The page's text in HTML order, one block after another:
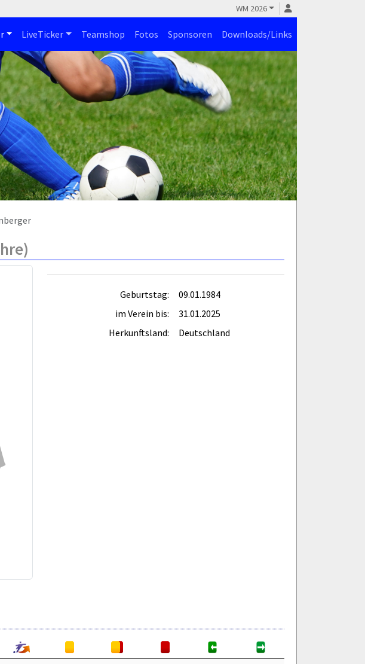
WM 2026
LiveTicker Teamshop Fotos Sponsoren Downloads/Links
Geburtstag:
09.01.1984
im Verein bis:
31.01.2025
Herkunftsland:
Deutschland